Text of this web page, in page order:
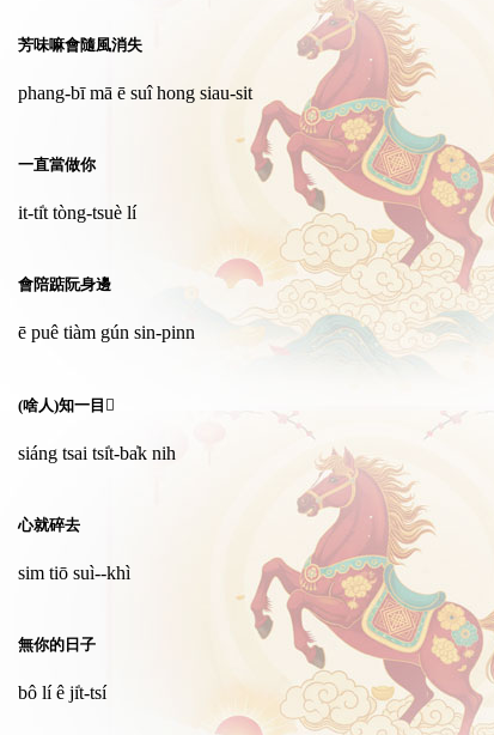
芳味嘛會隨風消失
phang-bī mā ē suî hong siau-sit
一直當做你
it-ti̍t tòng-tsuè lí
會陪踮阮身邊
ē puê tiàm gún sin-pinn
(啥人)知一目𥍉
siáng tsai tsi̍t-ba̍k nih
心就碎去
sim tiō suì--khì
無你的日子
bô lí ê ji̍t-tsí